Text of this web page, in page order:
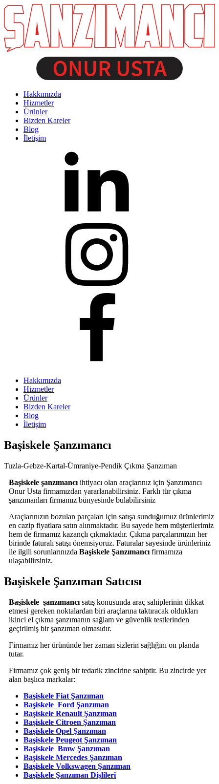
Hakkımızda
Hizmetler
Ürünler
Bizden Kareler
Blog
İletişim
Hakkımızda
Hizmetler
Ürünler
Bizden Kareler
Blog
İletişim
Başiskele Şanzımancı
Tuzla-Gebze-Kartal-Ümraniye-Pendik Çıkma Şanzıman
Başiskele şanzımancı ihtiyacı olan araçlarınız için Şanzımancı
Onur Usta firmamızdan yararlanabilirsiniz. Farklı tür çıkma
şanzımanları firmamız bünyesinde bulabilirsiniz
Araçlarınızın bozulan parçaları için satışa sunduğumuz ürünlerimiz
en cazip fiyatlara satın alınmaktadır. Bu sayede hem müşterilerimiz
hem de firmamız kazançlı çıkmaktadır. Çıkma parçalarımızın her
birinde faturalı satışı önemsiyoruz. Faturalar sayesinde ürünleriniz
ile ilgili sorunlarınızda Başiskele Şanzımancı firmamıza
ulaşabilirsiniz.
Başiskele Şanzıman Satıcısı
Başiskele şanzımancı satış konusunda araç sahiplerinin dikkat
etmesi gereken noktalardan biri araçlarına taktıracak oldukları
ikinci el çıkma şanzımanın sağlam ve güvenlik testlerinden
geçirilmiş bir şanzıman olmasıdır.
Firmamız her ürününde her zaman sizlerin sağlığını on planda
tutar.
Firmamız çok geniş bir tedarik zincirine sahiptir. Bu zincirde yer
alan başlıca markalar:
Başiskele Fiat Şanzıman
Başiskele Ford Şanzıman
Başiskele Renault Şanzıman
Başiskele Citroen Şanzıman
Başiskele Opel Şanzıman
Başiskele Peugeot Şanzıman
Başiskele Bmw Şanzıman
Başiskele Mercedes Şanzıman
Başiskele Volkswagen Şanzıman
Başiskele Şanzıman Dişlileri